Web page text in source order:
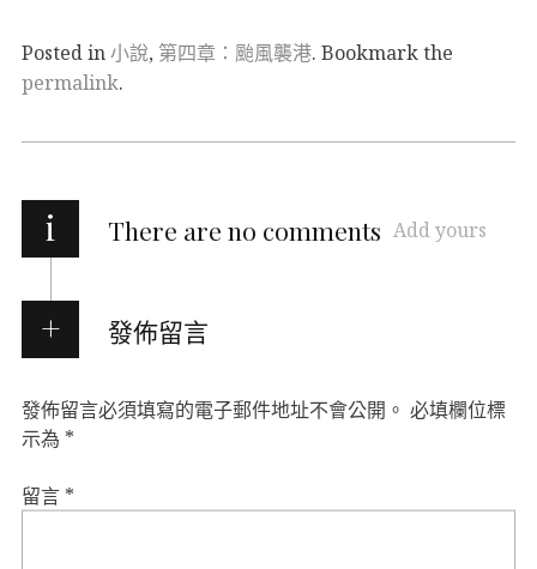
Posted in小說, 第四章：颱風襲港. Bookmark the
permalink.
i There are no comments Add yours
發佈留言
發佈留言必須填寫的電子郵件地址不會公開。 必填欄位標
示為 *
留言 *